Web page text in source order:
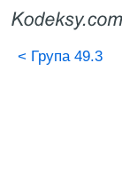
< Група 49.3